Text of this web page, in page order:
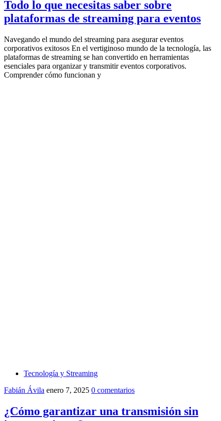
Todo lo que necesitas saber sobre
plataformas de streaming para eventos
Navegando el mundo del streaming para asegurar eventos
corporativos exitosos En el vertiginoso mundo de la tecnología, las
plataformas de streaming se han convertido en herramientas
esenciales para organizar y transmitir eventos corporativos.
Comprender cómo funcionan y
Tecnología y Streaming
Fabián Ávila enero 7, 2025 0 comentarios
¿Cómo garantizar una transmisión sin